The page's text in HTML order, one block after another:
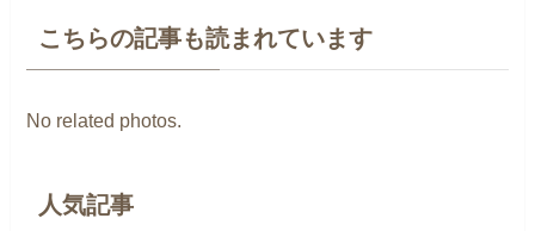
こちらの記事も読まれています
No related photos.
人気記事